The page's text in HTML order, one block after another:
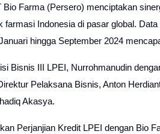
Farma (Persero) menciptakan
Indonesia di pasar global.
hingga September 2024
Bisnis III LPEI, Nurrohmanudin
Pelaksana Bisnis, Anton
Akasya.
Perjanjian Kredit LPEI dengan Bio